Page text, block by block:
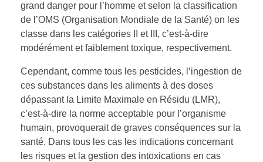
grand danger pour l’homme et selon la classification
de l’OMS (Organisation Mondiale de la Santé) on les
classe dans les catégories II et III, c’est-à-dire
modérément et faiblement toxique, respectivement.
Cependant, comme tous les pesticides, l’ingestion de
ces substances dans les aliments à des doses
dépassant la Limite Maximale en Résidu (LMR),
c’est-à-dire la norme acceptable pour l’organisme
humain, provoquerait de graves conséquences sur la
santé. Dans tous les cas les indications concernant
les risques et la gestion des intoxications en cas